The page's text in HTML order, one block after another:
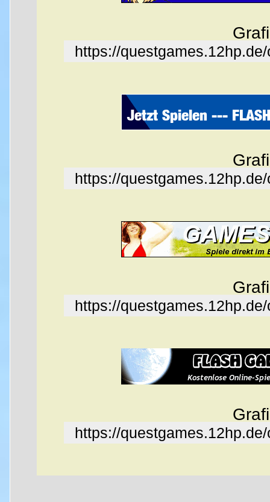
https://
https://
https://
https://